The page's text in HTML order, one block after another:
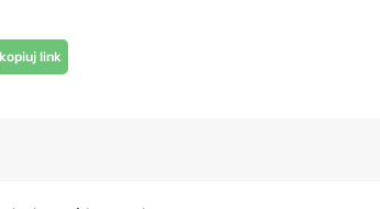
link